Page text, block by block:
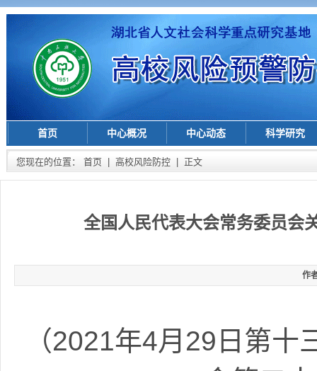
首页 中心概况 中心动态 科学研究
您现在的位置： 首页 高校风险防控 | 正文
全国人民代表大会常务委员会
作
（2021年4月29日第